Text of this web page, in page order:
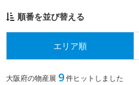
順番を並び替える
エリア順
大阪府の物産展 9件ヒットしました